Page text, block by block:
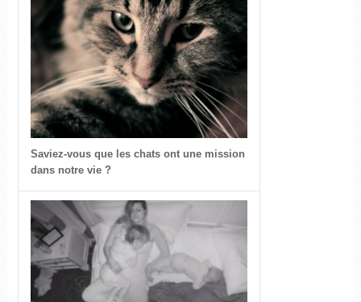
Saviez-vous que les chats ont une mission
dans notre vie ?